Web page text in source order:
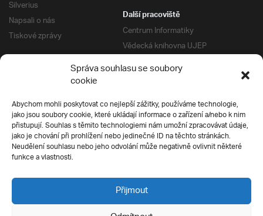
Správa souhlasu se soubory
cookie
Abychom mohli poskytovat co nejlepší zážitky, používáme technologie,
jako jsou soubory cookie, které ukládají informace o zařízení a/nebo k nim
přistupují. Souhlas s těmito technologiemi nám umožní zpracovávat údaje,
jako je chování při prohlížení nebo jedinečné ID na těchto stránkách.
Neudělení souhlasu nebo jeho odvolání může negativně ovlivnit některé
funkce a vlastnosti.
Přijmout
Silverius
Napsali o nás
Tiskové zprávy
Další pracoviště
Centrum Informatiky
Vědecká knihovna UJEP
Správa kolejí a menz
Univerzitní centrum podpory
Silverius
Pro uchazeče
Přijímací řízení
E-prihlaska
Přípravné kurzy
Ochrana soukromí